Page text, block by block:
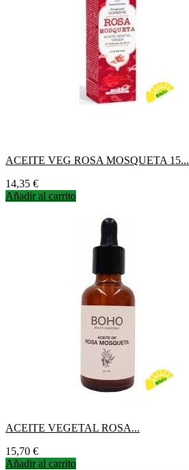
ACEITE VEG ROSA MOSQUETA 15...
Precio
14,35 €
Añadir al carrito
ACEITE VEGETAL ROSA...
Precio
15,70 €
Añadir al carrito